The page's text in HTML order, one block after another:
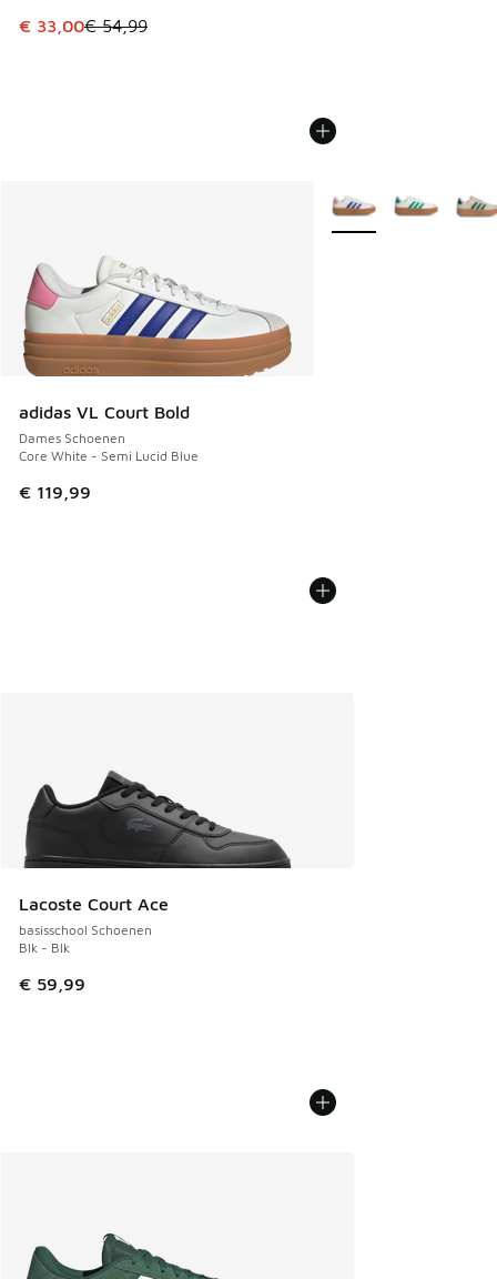
Dit artikel is in de uitverkoop. Dit artikel is in de
€ 33,00€ 54,99
adidas VL Court Bold
Dames Schoenen
Core White - Semi Lucid Blue
€ 119,99
Meer kleuren
Lacoste Court Ace
basisschool Schoenen
Blk - Blk
€ 59,99